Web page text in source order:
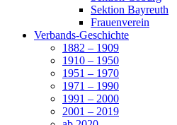
Sektion Bayreuth
Frauenverein
Verbands-Geschichte
1882 – 1909
1910 – 1950
1951 – 1970
1971 – 1990
1991 – 2000
2001 – 2019